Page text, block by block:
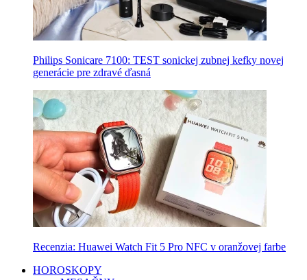
Philips Sonicare 7100: TEST sonickej zubnej kefky novej
generácie pre zdravé ďasná
Recenzia: Huawei Watch Fit 5 Pro NFC v oranžovej farbe
HOROSKOPY